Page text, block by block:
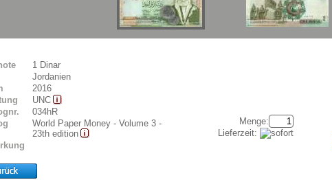
1 Dinar
Jordanien
2016
UNC
034hR
World Paper Money - Volume 3 -
23th edition
Menge:
Lieferzeit: